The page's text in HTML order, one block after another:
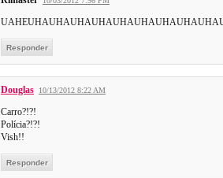
Responder
Douglas 10/13/2012 8:22 AM
Carro?!?!
Polícia?!?!
Vish!!
Responder